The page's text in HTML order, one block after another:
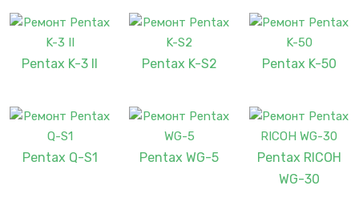
Pentax K-3 II Pentax K-S2 Pentax K-50
Pentax Q-S1 Pentax WG-5
Pentax RICOH
WG-30